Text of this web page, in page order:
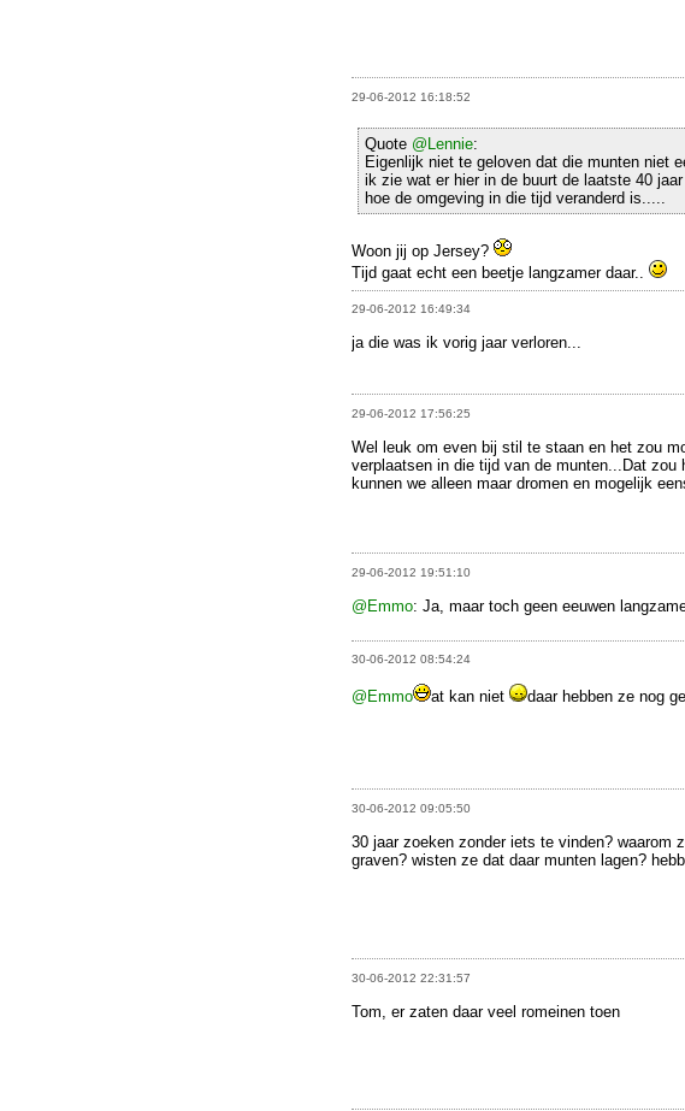
29-06-2012 16:18:52
Quote @Lennie:
Eigenlijk niet te geloven dat die munten niet
ik zie wat er hier in de buurt de laatste 40
hoe de omgeving in die tijd veranderd is.....
Woon jij op Jersey?
Tijd gaat echt een beetje langzamer daar..
29-06-2012 16:49:34
ja die was ik vorig jaar verloren...
29-06-2012 17:56:25
Wel leuk om even bij stil te staan en het zou
verplaatsen in die tijd van de munten...Dat zou
kunnen we alleen maar dromen en mogelijk
29-06-2012 19:51:10
@Emmo: Ja, maar toch geen eeuwen
30-06-2012 08:54:24
@Emmo at kan niet daar hebben ze nog
30-06-2012 09:05:50
30 jaar zoeken zonder iets te vinden? waarom
graven? wisten ze dat daar munten lagen?
30-06-2012 22:31:57
Tom, er zaten daar veel romeinen toen